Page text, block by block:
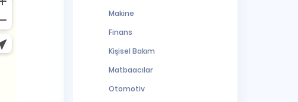
Makine
Finans
Kişisel Bakım
Matbaacılar
Otomotiv